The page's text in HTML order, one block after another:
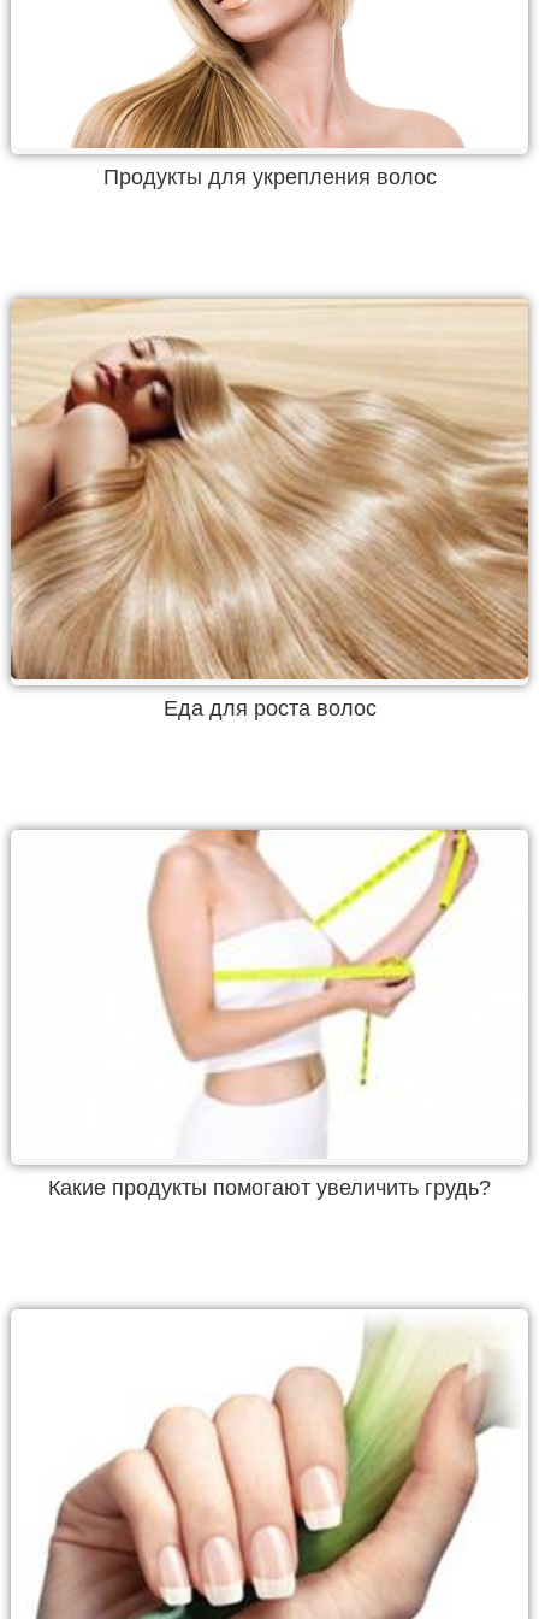
Продукты для укрепления волос
Еда для роста волос
Какие продукты помогают увеличить грудь?